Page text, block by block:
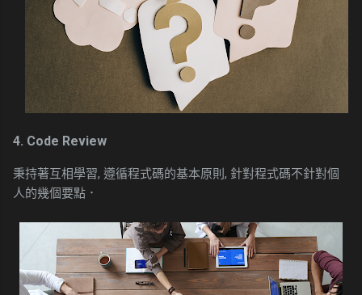
4. Code Review
秉持著互相學習, 遵循程式碼的基本原則, 針對程式碼不針對個
人的幾個要點．